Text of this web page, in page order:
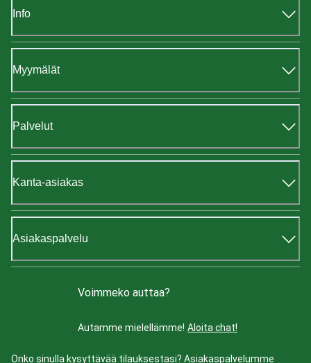
Info
Myymälät
Palvelut
Kanta-asiakas
Asiakaspalvelu
Voimmeko auttaa?
Autamme mielellämme! Aloita chat!
Onko sinulla kysyttävää tilauksestasi? Asiakaspalvelumme